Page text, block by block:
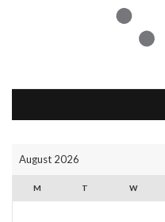
August 2026
M T W